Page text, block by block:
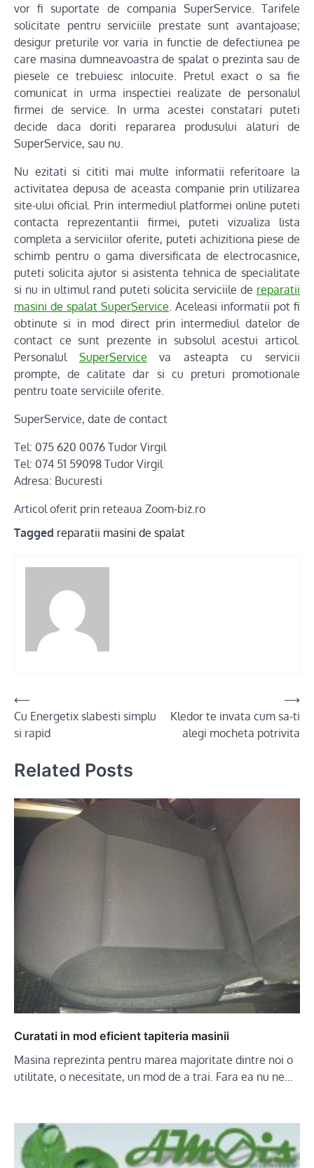
vor fi suportate de compania SuperService. Tarifele
solicitate pentru serviciile prestate sunt avantajoase;
desigur preturile vor varia in functie de defectiunea pe
care masina dumneavoastra de spalat o prezinta sau de
piesele ce trebuiesc inlocuite. Pretul exact o sa fie
comunicat in urma inspectiei realizate de personalul
firmei de service. In urma acestei constatari puteti
decide daca doriti repararea produsului alaturi de
SuperService, sau nu.
Nu ezitati si cititi mai multe informatii referitoare la
activitatea depusa de aceasta companie prin utilizarea
site-ului oficial. Prin intermediul platformei online puteti
contacta reprezentantii firmei, puteti vizualiza lista
completa a serviciilor oferite, puteti achizitiona piese de
schimb pentru o gama diversificata de electrocasnice,
puteti solicita ajutor si asistenta tehnica de specialitate
si nu in ultimul rand puteti solicita serviciile de reparatii
masini de spalat SuperService. Aceleasi informatii pot fi
obtinute si in mod direct prin intermediul datelor de
contact ce sunt prezente in subsolul acestui articol.
Personalul SuperService va asteapta cu servicii
prompte, de calitate dar si cu preturi promotionale
pentru toate serviciile oferite.
SuperService, date de contact
Tel: 075 620 0076 Tudor Virgil
Tel: 074 51 59098 Tudor Virgil
Adresa: Bucuresti
Articol oferit prin reteaua Zoom-biz.ro
Tagged reparatii masini de spalat
Post
navigation
⟵
Cu Energetix slabesti simplu
si rapid
Kledor te invata cum sa-ti
alegi mocheta potrivita
⟶
Related Posts
Curatati in mod eficient tapiteria masinii
Masina reprezinta pentru marea majoritate dintre noi o
utilitate, o necesitate, un mod de a trai. Fara ea nu ne…